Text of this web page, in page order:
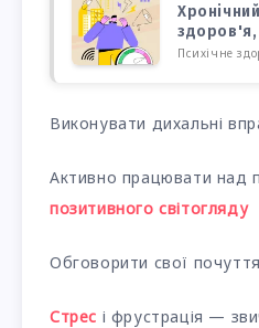
здоров'я,
Психічне
Виконувати дихальні
Активно працювати над
позитивного світогляду
Обговорити свої
Стрес і фрустрація —